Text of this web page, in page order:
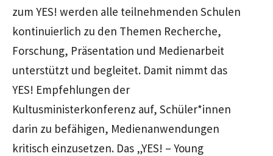
zum YES! werden alle teilnehmenden Schulen
kontinuierlich zu den Themen Recherche,
Forschung, Präsentation und Medienarbeit
unterstützt und begleitet. Damit nimmt das
YES! Empfehlungen der
Kultusministerkonferenz auf, Schüler*innen
darin zu befähigen, Medienanwendungen
kritisch einzusetzen. Das „YES! – Young